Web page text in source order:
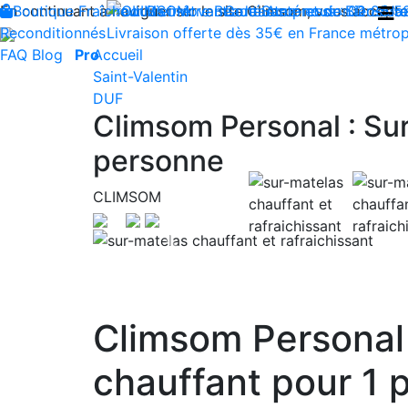
En continuant à naviguer sur le site Climsom, vous
Produits innovants de Santé et de Bien-
Livraison offerte dès 35€ en France
Contactez-nous : 02 85
Boutique Fraîcheur Bien-être Beauté Acupression Dos
Reconditionnés
FAQ Blog ProAccueil
Saint-Valentin
DUF
Climsom Personal :
personne
CLIMSOM
Previous
Climsom
chauffant pour 1